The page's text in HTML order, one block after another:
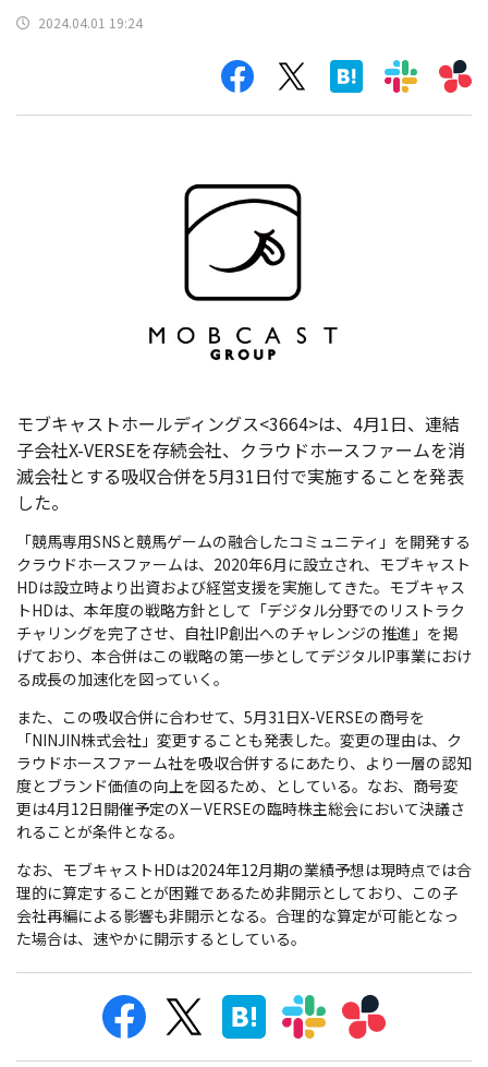
2024.04.01 19:24
モブキャストホールディングス<3664>は、4月1日、連結
子会社X-VERSEを存続会社、クラウドホースファームを消
滅会社とする吸収合併を5月31日付で実施することを発表
した。
「競馬専用SNSと競馬ゲームの融合したコミュニティ」を開発する
クラウドホースファームは、2020年6月に設立され、モブキャスト
HDは設立時より出資および経営支援を実施してきた。モブキャス
トHDは、本年度の戦略方針として「デジタル分野でのリストラク
チャリングを完了させ、自社IP創出へのチャレンジの推進」を掲
げており、本合併はこの戦略の第一歩としてデジタルIP事業におけ
る成長の加速化を図っていく。
また、この吸収合併に合わせて、5月31日X-VERSEの商号を
「NINJIN株式会社」変更することも発表した。変更の理由は、ク
ラウドホースファーム社を吸収合併するにあたり、より一層の認知
度とブランド価値の向上を図るため、としている。なお、商号変
更は4月12日開催予定のX－VERSEの臨時株主総会において決議さ
れることが条件となる。
なお、モブキャストHDは2024年12月期の業績予想は現時点では合
理的に算定することが困難であるため非開示としており、この子
会社再編による影響も非開示となる。合理的な算定が可能となっ
た場合は、速やかに開示するとしている。